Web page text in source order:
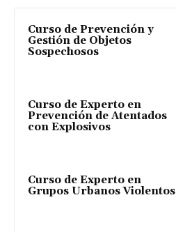
Curso de Prevención y
Gestión de Objetos
Sospechosos
Curso de Experto en
Prevención de Atentados
con Explosivos
Curso de Experto en
Grupos Urbanos Violentos